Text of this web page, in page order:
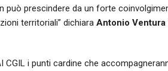
può prescindere da un forte
territoriali” dichiara Antonio Ventura
CGIL i punti cardine che